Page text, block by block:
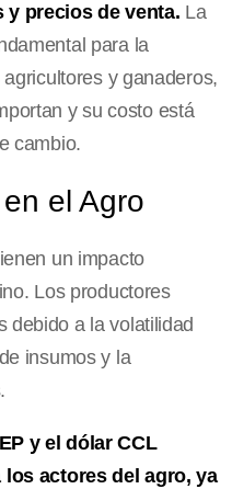
precios de venta. La
para la
y ganaderos,
y su costo está
cambio.
el Agro
un impacto
Los productores
debido a la volatilidad
insumos y la
y el dólar CCL
actores del agro, ya